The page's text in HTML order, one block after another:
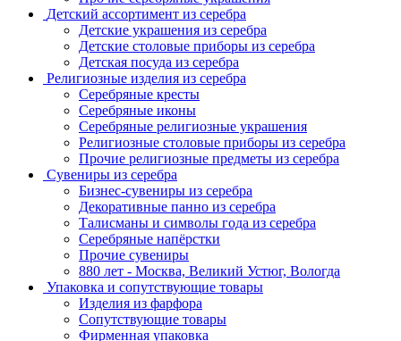
Детский ассортимент из серебра
Детские украшения из серебра
Детские столовые приборы из серебра
Детская посуда из серебра
Религиозные изделия из серебра
Серебряные кресты
Серебряные иконы
Серебряные религиозные украшения
Религиозные столовые приборы из серебра
Прочие религиозные предметы из серебра
Сувениры из серебра
Бизнес-сувениры из серебра
Декоративные панно из серебра
Талисманы и символы года из серебра
Серебряные напёрстки
Прочие сувениры
880 лет - Москва, Великий Устюг, Вологда
Упаковка и сопутствующие товары
Изделия из фарфора
Сопутствующие товары
Фирменная упаковка